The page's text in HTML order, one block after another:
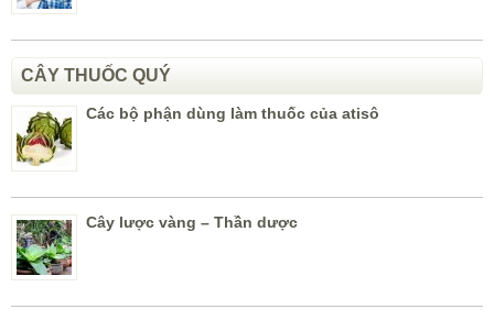
CÂY THUỐC QUÝ
Các bộ phận dùng làm thuốc của atisô
Cây lược vàng – Thần dược